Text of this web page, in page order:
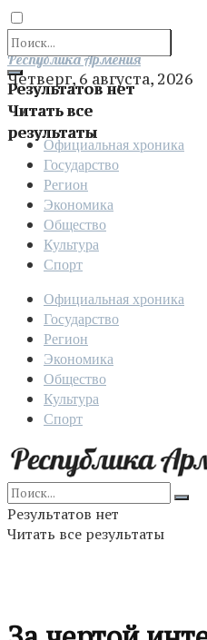
Результатов нет
Читать все
результаты
Отправить
Республика Армения
Четверг, 6 августа, 2026
Официальная хроника
Государство
Регион
Экономика
Общество
Культура
Спорт
Официальная хроника
Государство
Регион
Экономика
Общество
Культура
Спорт
Результатов нет
Читать все результаты